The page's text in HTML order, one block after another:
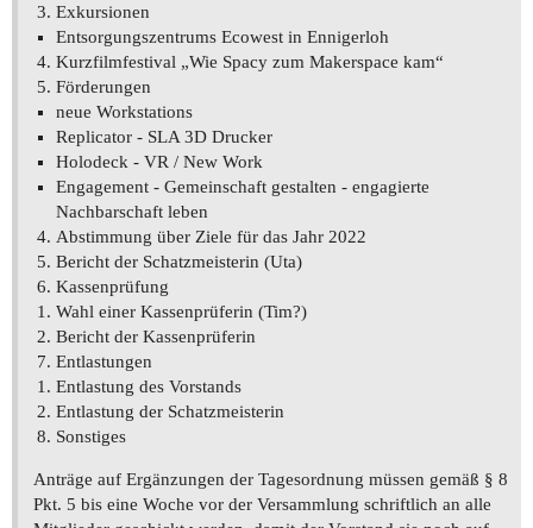
Exkursionen
Entsorgungszentrums Ecowest in Ennigerloh
Kurzfilmfestival „Wie Spacy zum Makerspace kam“
Förderungen
neue Workstations
Replicator - SLA 3D Drucker
Holodeck - VR / New Work
Engagement - Gemeinschaft gestalten - engagierte
Nachbarschaft leben
Abstimmung über Ziele für das Jahr 2022
Bericht der Schatzmeisterin (Uta)
Kassenprüfung
Wahl einer Kassenprüferin (Tim?)
Bericht der Kassenprüferin
Entlastungen
Entlastung des Vorstands
Entlastung der Schatzmeisterin
Sonstiges
Anträge auf Ergänzungen der Tagesordnung müssen gemäß § 8
Pkt. 5 bis eine Woche vor der Versammlung schriftlich an alle